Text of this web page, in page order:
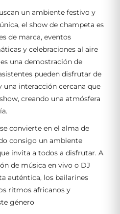
un ambiente festivo y
el show de champeta es
de marca, eventos
y celebraciones al aire
una demostración de
pueden disfrutar de
una interacción cercana que
creando una atmósfera
convierte en el alma de
consigo un ambiente
invita a todos a disfrutar. A
de música en vivo o DJ
auténtica, los bailarines
ritmos africanos y
género